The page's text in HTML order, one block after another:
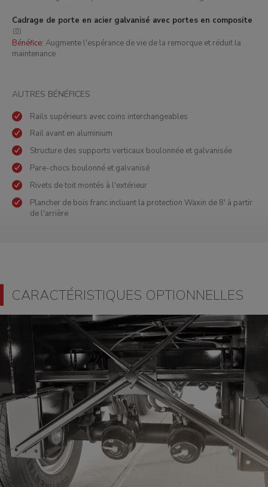
Cadrage de porte en acier galvanisé avec portes en composite
Bénéfice: Augmente l'espérance de vie de la remorque et réduit la
maintenance
AUTRES BÉNÉFICES
Rails supérieurs avec coins interchangeables
Rail avant en aluminium
Structure des supports verticaux boulonnée et galvanisée
Pare-chocs boulonné et galvanisé
Rivets de toit montés à l'extérieur
Plancher de bois franc incluant la protection Waxin de 8' à partir
de l'arrière
CARACTÉRISTIQUES OPTIONNELLES